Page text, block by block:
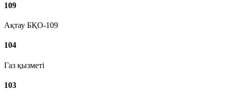
109
Ақтау БҚО-109
104
Газ қызметі
103